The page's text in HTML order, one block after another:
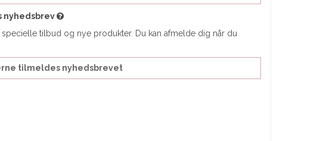
nyhedsbrev
tilbud og nye produkter. Du kan afmelde dig når du
tilmeldes nyhedsbrevet